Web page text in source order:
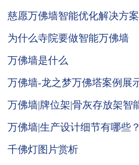
慈愿万佛墙智能优化解决方案
为什么寺院要做智能万佛墙
万佛墙是什么
万佛墙-龙之梦万佛塔案例展
万佛墙|牌位架|骨灰存放架智
万佛墙|生产设计细节有哪些？
千佛灯图片赏析